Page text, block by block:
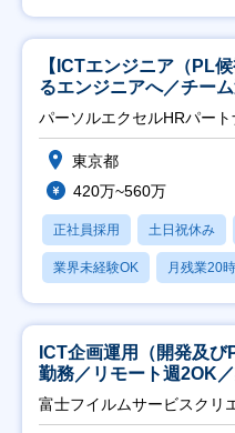
【ICTエンジニア（PL
るエンジニアへ／チー
パーソルエクセルHRパー
東京都
420万~560万
正社員採用 土日祝休み
業界未経験OK 月残業20
ICT企画運用（開発及
勤務／リモート週2OK
富士フイルムサービスクリ